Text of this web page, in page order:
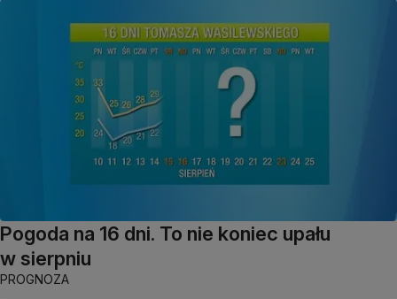
Pogoda na 16 dni. To nie koniec upału
w sierpniu
PROGNOZA